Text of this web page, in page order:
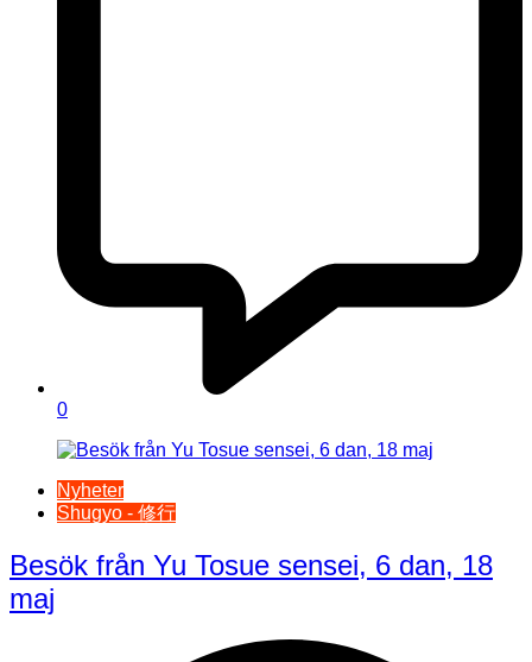
0
Nyheter
Shugyo - 修行
Besök från Yu Tosue sensei, 6 dan, 18
maj